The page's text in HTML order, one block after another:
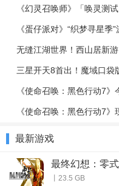
无缝江湖世界！西山居新
三星开天8首出！魔域口袋
《使命召唤：黑色行动7
《使命召唤：黑色行动7
最新游戏
最终幻想：零
丨23.5 GB